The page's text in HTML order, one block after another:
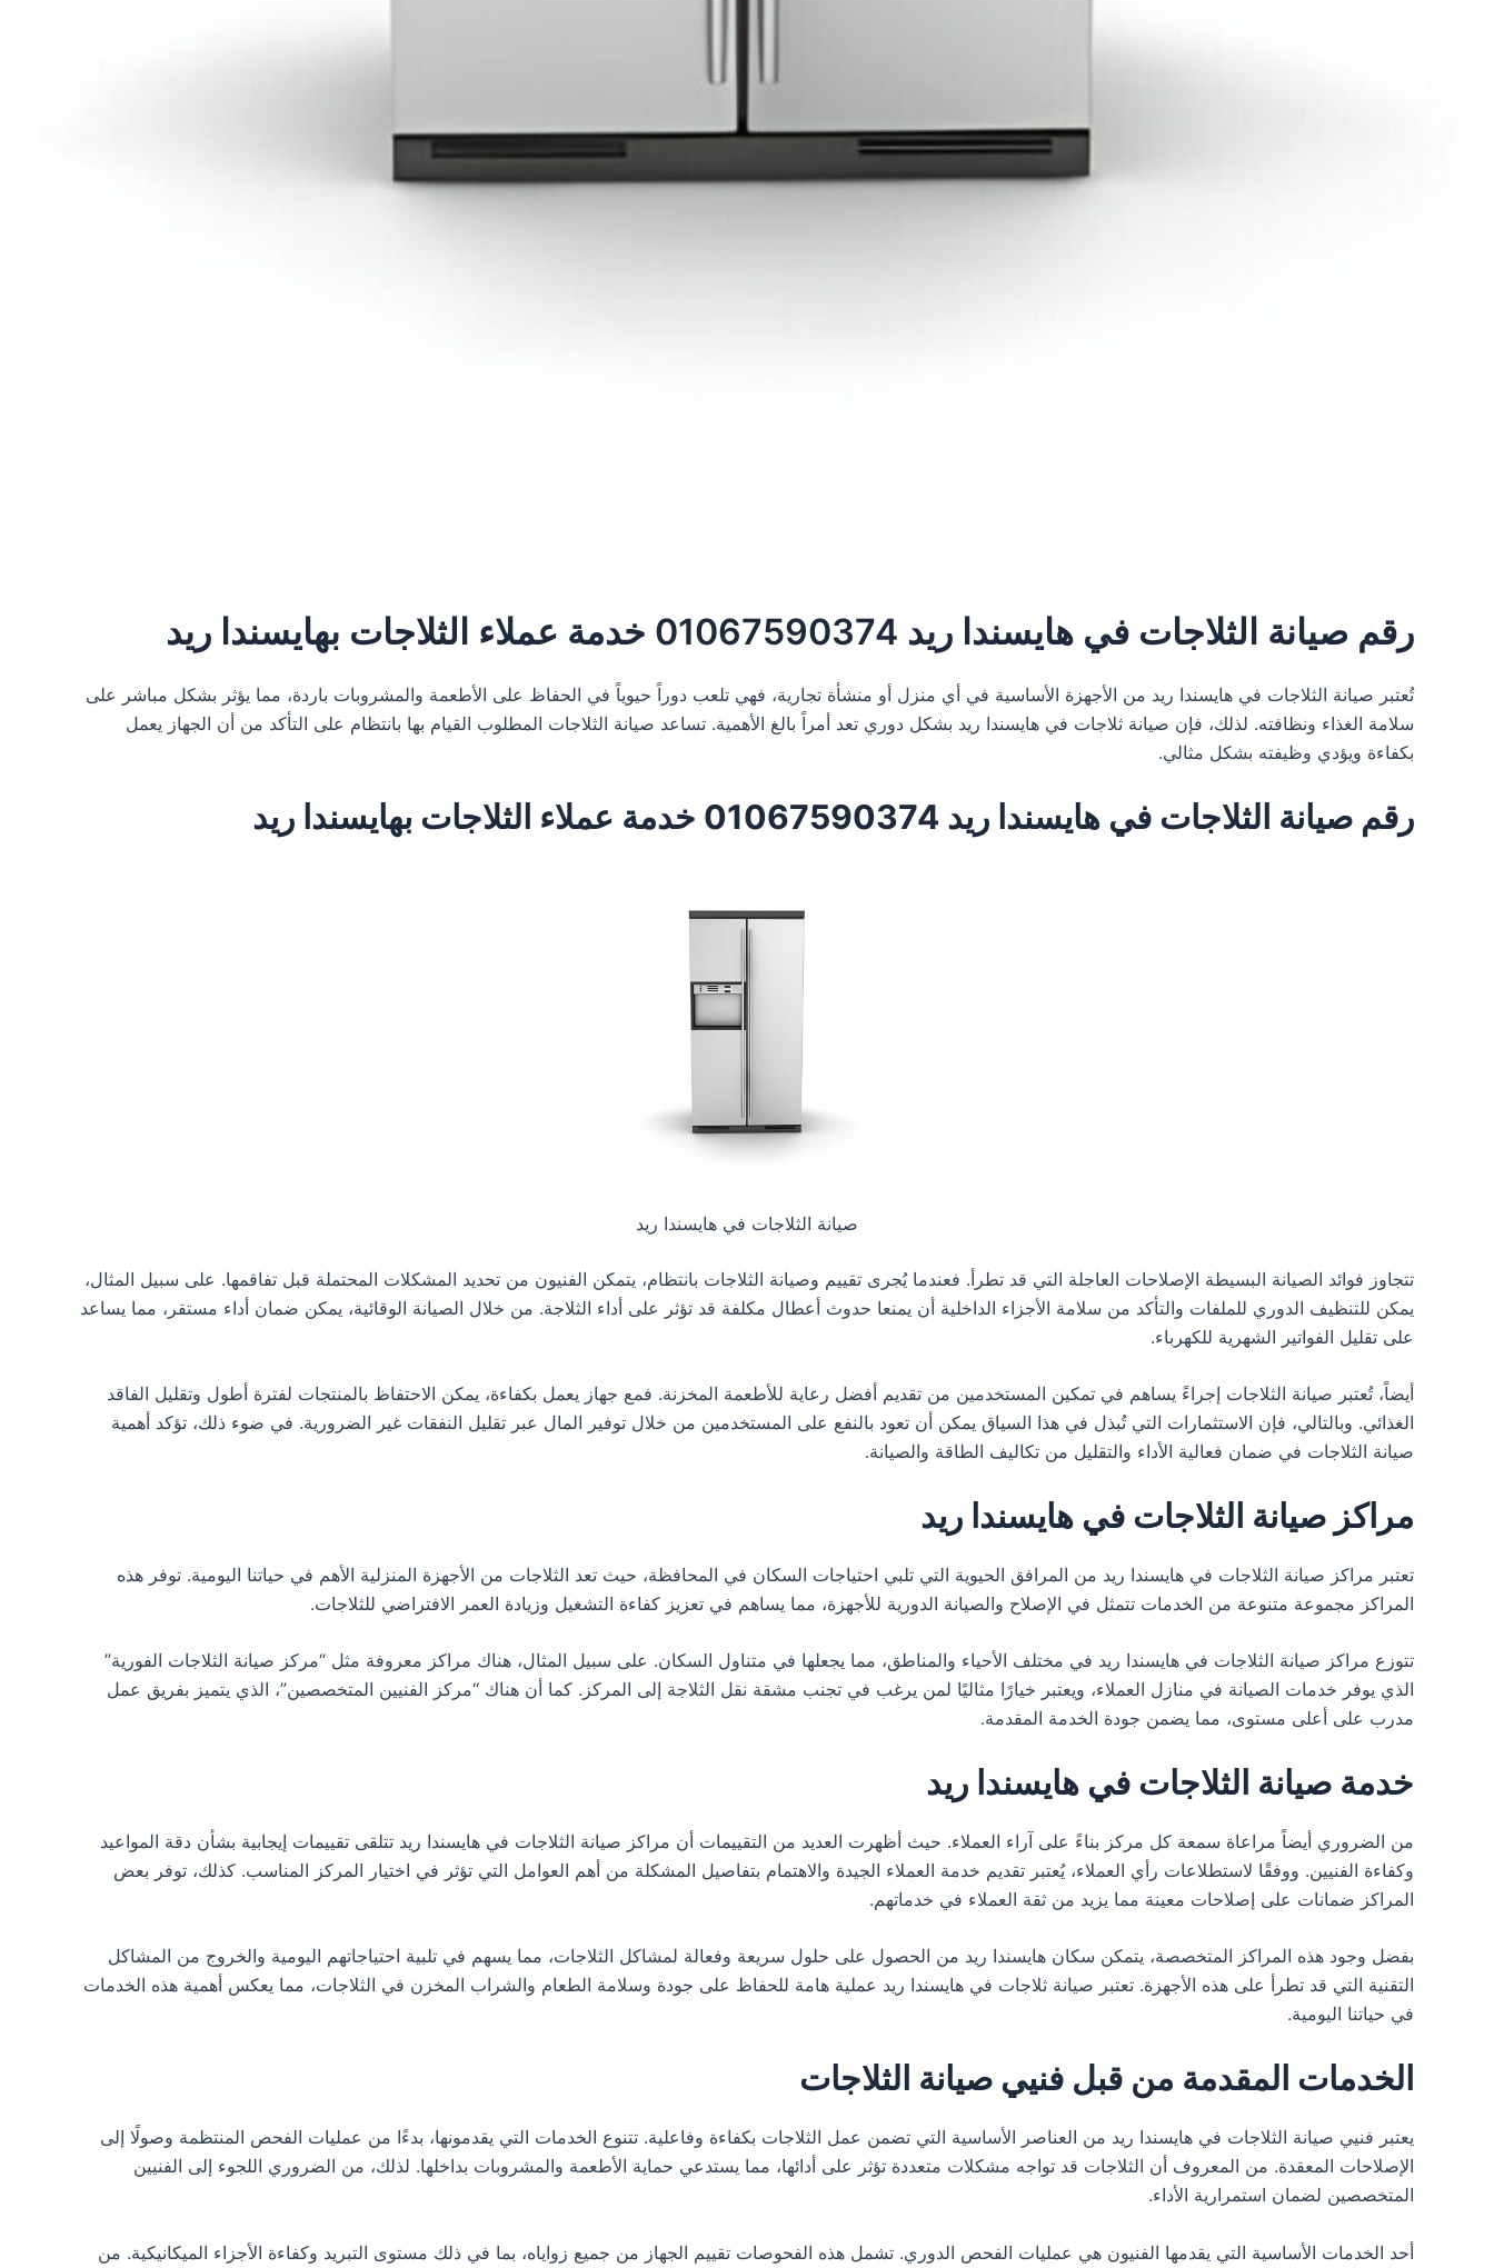
رقم صيانة الثلاجات في هايسندا ريد 01067590374 خدمة عملاء الثلاجات بهايسندا ريد
تُعتبر صيانة الثلاجات في هايسندا ريد من الأجهزة الأساسية في أي منزل أو منشأة تجارية، فهي تلعب دوراً حيوياً في الحفاظ على الأطعمة والمشروبات باردة، مما يؤثر بشكل مباشر على
سلامة الغذاء ونظافته. لذلك، فإن صيانة ثلاجات في هايسندا ريد بشكل دوري تعد أمراً بالغ الأهمية. تساعد صيانة الثلاجات المطلوب القيام بها بانتظام على التأكد من أن الجهاز يعمل
بكفاءة ويؤدي وظيفته بشكل مثالي.
رقم صيانة الثلاجات في هايسندا ريد 01067590374 خدمة عملاء الثلاجات بهايسندا ريد
صيانة الثلاجات في هايسندا ريد
تتجاوز فوائد الصيانة البسيطة الإصلاحات العاجلة التي قد تطرأ. فعندما يُجرى تقييم وصيانة الثلاجات بانتظام، يتمكن الفنيون من تحديد المشكلات المحتملة قبل تفاقمها. على سبيل المثال،
يمكن للتنظيف الدوري للملفات والتأكد من سلامة الأجزاء الداخلية أن يمنعا حدوث أعطال مكلفة قد تؤثر على أداء الثلاجة. من خلال الصيانة الوقائية، يمكن ضمان أداء مستقر، مما يساعد
على تقليل الفواتير الشهرية للكهرباء.
أيضاً، تُعتبر صيانة الثلاجات إجراءً يساهم في تمكين المستخدمين من تقديم أفضل رعاية للأطعمة المخزنة. فمع جهاز يعمل بكفاءة، يمكن الاحتفاظ بالمنتجات لفترة أطول وتقليل الفاقد
الغذائي. وبالتالي، فإن الاستثمارات التي تُبذل في هذا السياق يمكن أن تعود بالنفع على المستخدمين من خلال توفير المال عبر تقليل النفقات غير الضرورية. في ضوء ذلك، تؤكد أهمية
صيانة الثلاجات في ضمان فعالية الأداء والتقليل من تكاليف الطاقة والصيانة.
مراكز صيانة الثلاجات في هايسندا ريد
تعتبر مراكز صيانة الثلاجات في هايسندا ريد من المرافق الحيوية التي تلبي احتياجات السكان في المحافظة، حيث تعد الثلاجات من الأجهزة المنزلية الأهم في حياتنا اليومية. توفر هذه
المراكز مجموعة متنوعة من الخدمات تتمثل في الإصلاح والصيانة الدورية للأجهزة، مما يساهم في تعزيز كفاءة التشغيل وزيادة العمر الافتراضي للثلاجات.
تتوزع مراكز صيانة الثلاجات في هايسندا ريد في مختلف الأحياء والمناطق، مما يجعلها في متناول السكان. على سبيل المثال، هناك مراكز معروفة مثل “مركز صيانة الثلاجات الفورية”
الذي يوفر خدمات الصيانة في منازل العملاء، ويعتبر خيارًا مثاليًا لمن يرغب في تجنب مشقة نقل الثلاجة إلى المركز. كما أن هناك “مركز الفنيين المتخصصين”، الذي يتميز بفريق عمل
مدرب على أعلى مستوى، مما يضمن جودة الخدمة المقدمة.
خدمة صيانة الثلاجات في هايسندا ريد
من الضروري أيضاً مراعاة سمعة كل مركز بناءً على آراء العملاء. حيث أظهرت العديد من التقييمات أن مراكز صيانة الثلاجات في هايسندا ريد تتلقى تقييمات إيجابية بشأن دقة المواعيد
وكفاءة الفنيين. ووفقًا لاستطلاعات رأي العملاء، يُعتبر تقديم خدمة العملاء الجيدة والاهتمام بتفاصيل المشكلة من أهم العوامل التي تؤثر في اختيار المركز المناسب. كذلك، توفر بعض
المراكز ضمانات على إصلاحات معينة مما يزيد من ثقة العملاء في خدماتهم.
بفضل وجود هذه المراكز المتخصصة، يتمكن سكان هايسندا ريد من الحصول على حلول سريعة وفعالة لمشاكل الثلاجات، مما يسهم في تلبية احتياجاتهم اليومية والخروج من المشاكل
التقنية التي قد تطرأ على هذه الأجهزة. تعتبر صيانة ثلاجات في هايسندا ريد عملية هامة للحفاظ على جودة وسلامة الطعام والشراب المخزن في الثلاجات، مما يعكس أهمية هذه الخدمات
في حياتنا اليومية.
الخدمات المقدمة من قبل فنيي صيانة الثلاجات
يعتبر فنيي صيانة الثلاجات في هايسندا ريد من العناصر الأساسية التي تضمن عمل الثلاجات بكفاءة وفاعلية. تتنوع الخدمات التي يقدمونها، بدءًا من عمليات الفحص المنتظمة وصولًا إلى
الإصلاحات المعقدة. من المعروف أن الثلاجات قد تواجه مشكلات متعددة تؤثر على أدائها، مما يستدعي حماية الأطعمة والمشروبات بداخلها. لذلك، من الضروري اللجوء إلى الفنيين
المتخصصين لضمان استمرارية الأداء.
أحد الخدمات الأساسية التي يقدمها الفنيون هي عمليات الفحص الدوري. تشمل هذه الفحوصات تقييم الجهاز من جميع زواياه، بما في ذلك مستوى التبريد وكفاءة الأجزاء الميكانيكية. من